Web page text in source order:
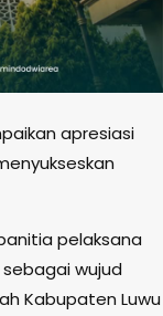
apresiasi
pelaksana
wujud
Kabupaten Luwu